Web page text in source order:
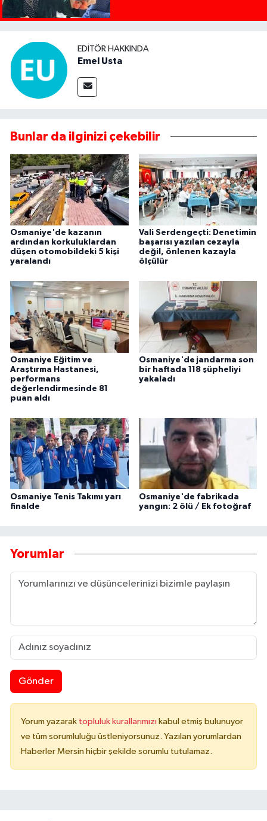
EDITÖR HAKKINDA
Emel Usta
Bunlar da ilginizi çekebilir
Osmaniye'de kazanın
ardından korkuluklardan
düşen otomobildeki 5 kişi
yaralandı
Vali Serdengeçti: Denetimin
başarısı yazılan cezayla
değil, önlenen kazayla
ölçülür
Osmaniye Eğitim ve
Araştırma Hastanesi,
performans
değerlendirmesinde 81
puan aldı
Osmaniye'de jandarma son
bir haftada 118 şüpheliyi
yakaladı
Osmaniye Tenis Takımı yarı
finalde
Osmaniye'de fabrikada
yangın: 2 ölü / Ek fotoğraf
Yorumlar
Gönder
Yorum yazarak topluluk kurallarımızı kabul etmiş bulunuyor
ve tüm sorumluluğu üstleniyorsunuz. Yazılan yorumlardan
Haberler Mersin hiçbir şekilde sorumlu tutulamaz.